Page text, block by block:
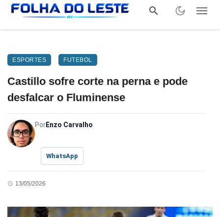
ESPORTES FUTEBOL
Castillo sofre corte na perna e pode
desfalcar o Fluminense
PorEnzo Carvalho
WhatsApp
13/05/2026